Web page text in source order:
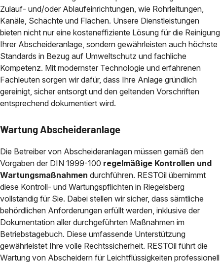
Zulauf- und/oder Ablaufeinrichtungen, wie Rohrleitungen,
Kanäle, Schächte und Flächen. Unsere Dienstleistungen
bieten nicht nur eine kosteneffiziente Lösung für die Reinigung
Ihrer Abscheideranlage, sondern gewährleisten auch höchste
Standards in Bezug auf Umweltschutz und fachliche
Kompetenz. Mit modernster Technologie und erfahrenen
Fachleuten sorgen wir dafür, dass Ihre Anlage gründlich
gereinigt, sicher entsorgt und den geltenden Vorschriften
entsprechend dokumentiert wird.
Wartung Abscheideranlage
Die Betreiber von Abscheideranlagen müssen gemäß den
Vorgaben der DIN 1999-100 regelmäßige Kontrollen und
Wartungsmaßnahmen durchführen. RESTOil übernimmt
diese Kontroll- und Wartungspflichten in Riegelsberg
vollständig für Sie. Dabei stellen wir sicher, dass sämtliche
behördlichen Anforderungen erfüllt werden, inklusive der
Dokumentation aller durchgeführten Maßnahmen im
Betriebstagebuch. Diese umfassende Unterstützung
gewährleistet Ihre volle Rechtssicherheit. RESTOil führt die
Wartung von Abscheidern für Leichtflüssigkeiten professionell